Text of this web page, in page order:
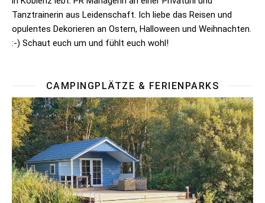
Tanztrainerin aus Leidenschaft. Ich liebe das Reisen und
opulentes Dekorieren an Ostern, Halloween und Weihnachten.
:-) Schaut euch um und fühlt euch wohl!
CAMPINGPLÄTZE & FERIENPARKS